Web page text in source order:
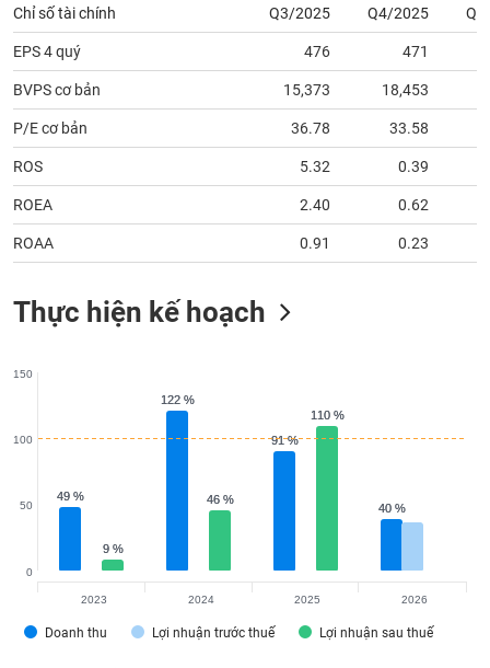
Chỉ số tài chính Q3/2025 Q4/2025
EPS 4 quý 476 471
BVPS cơ bản 15,373 18,453
P/E cơ bản 36.78 33.58
ROS 5.32 0.39
ROEA 2.40 0.62
ROAA 0.91 0.23
Thực hiện kế hoạch
49 %
49 %
122 %
122 %
91 %
91 %
40 %
40 %
9 %
9 %
46 %
46 %
110 %
110 %
Doanh thu Lợi nhuận trước thuế Lợi nhuận sau thuế
0
50
100
150
2023 2024 2025 2026